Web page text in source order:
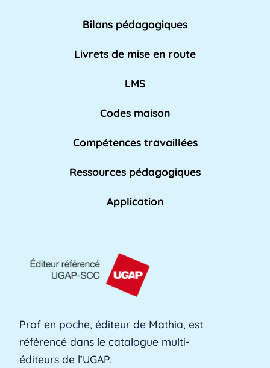
non-enseignant qui travaille dans les [...]
Affaires académiques
chargée de soutenir l'apprentissage et les [...]
L'AFPA, ou Association nationale pour la
formation professionnelle des adultes, est une
Alerte précoce
L'alerte précoce est un outil en ligne que les
Bilans pédagogiques
Livrets de mise en route
LMS
Codes maison
Compétences travaillées
Ressources pédagogiques
Application
Prof en poche, éditeur de Mathia, est
référencé dans le catalogue multi-
éditeurs de l’UGAP.